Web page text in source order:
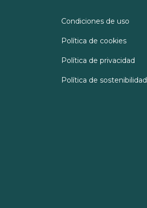
Condiciones de uso
Política de cookies
Política de privacidad
Política de sostenibilidad